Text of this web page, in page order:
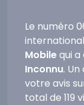
Le numéro
international
Mobilequi a
Inconnu.
votre avis
total de 119